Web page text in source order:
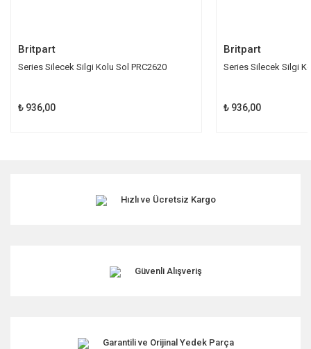
Britpart
Series Silecek Silgi Kolu Sol PRC2620
₺ 936,00
Britpart
Series Silecek Silgi
₺ 936,00
Hızlı ve Ücretsiz Kargo
Güvenli Alışveriş
Garantili ve Orijinal Yedek Parça